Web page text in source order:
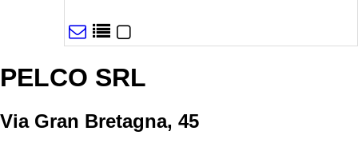
PELCO SRL
Via Gran Bretagna, 45